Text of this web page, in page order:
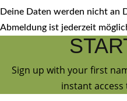
Deine Daten werden nicht an
Abmeldung ist jederzeit
Sign up with your first
instant